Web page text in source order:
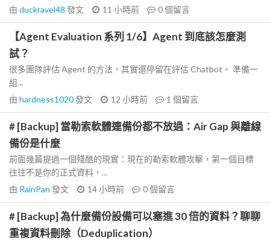
由 duckravel48 發文 11 小時前 0個留言
【Agent Evaluation 系列 1/6】Agent 到底該怎麼測
試？
很多團隊評估 Agent 的方法，其實還停留在評估 Chatbot。 準備一
組...
由 hardness1020發文 12 小時前 1 個留言
# [Backup] 當勒索軟體連備份都不放過：Air Gap 與離線
備份是什麼
前面幾篇提過一個殘酷的現實：現在的勒索軟體攻擊，第一個目標
往往不是你的正式資料，...
由 RainPan 發文 14 小時前 0個留言
# [Backup] 為什麼備份設備可以塞進 30 倍的資料？聊聊
重複資料刪除（Deduplication）